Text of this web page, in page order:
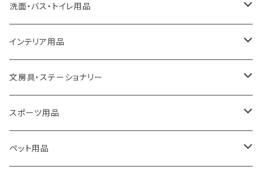
a.depeche
ROOTOTE
100percent
藤田金属
TG
アクセサリー
トートバッグ
保冷バッグ
リュックサック
ショルダーバッグ
キッチンラック
キッチンペーパーホルダー
食器・テーブルウェア
ゴミ箱
収納用品
洗面・バス・トイレ用品
洗面用品
掃除・洗濯用品
トイレ用品
バス用品
インテリア用品
アイロン台
アクセサリー収納
ウェットティッシュケース
文房具・ステーショナリー
筆記具・ペン
ノート
スポーツ用品
卓球用品
ペット用品